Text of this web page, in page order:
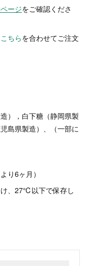
ージをご確認くださ
こちらを合わせてご注文
），白下糖（静岡県製
島県製造）、（一部に
り6ヶ月）
、27℃以下で保存し